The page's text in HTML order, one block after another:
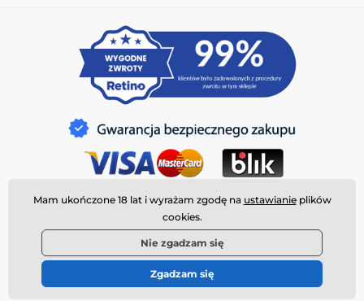
© 2026 www.deeplove.pl ⦁ Utworzono e-sklep
Mam ukończone 18 lat i wyrażam zgodę na ustawianieplików
cookies.
Nie zgadzam się
Zgadzam się